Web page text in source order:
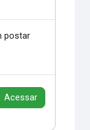
postar
Acessar